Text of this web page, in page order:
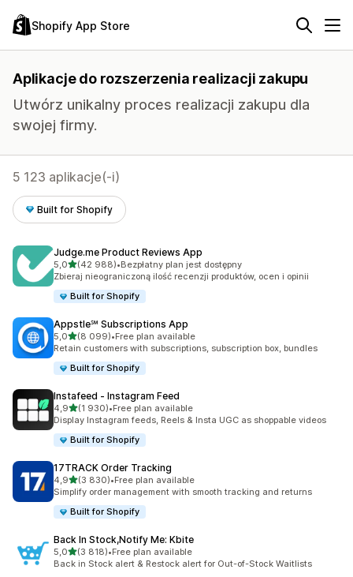
Shopify App Store
Aplikacje do rozszerzenia realizacji zakupu
Utwórz unikalny proces realizacji zakupu dla
swojej firmy.
5 123 aplikacje(-i)
Built for Shopify
Judge.me Product Reviews App
5,0na 5 gwiazdek
(42 988)
Łączna liczba recenzji: 42988
•Bezpłatny plan jest dostępny
Zbieraj nieograniczoną ilość recenzji produktów, ocen i opinii
Built for Shopify
Appstle℠ Subscriptions App
5,0na 5 gwiazdek
(8 099)
Łączna liczba recenzji: 8099
•Free plan available
Retain customers with subscriptions, subscription box, bundles
Built for Shopify
Instafeed ‑ Instagram Feed
4,9na 5 gwiazdek
(1 930)
Łączna liczba recenzji: 1930
•Free plan available
Display Instagram feeds, Reels & Insta UGC as shoppable videos
Built for Shopify
17TRACK Order Tracking
4,9na 5 gwiazdek
(3 830)
Łączna liczba recenzji: 3830
•Free plan available
Simplify order management with smooth tracking and returns
Built for Shopify
Back In Stock,Notify Me: Kbite
5,0na 5 gwiazdek
(3 818)
Łączna liczba recenzji: 3818
•Free plan available
Back in Stock alert & Restock alert for Out-of-Stock Waitlists